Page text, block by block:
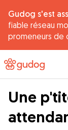
Gudog s'est
fiable réseau
promeneurs de
Une